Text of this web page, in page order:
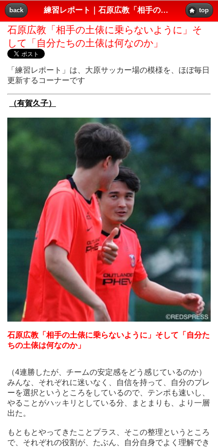
（有賀久子）
石原広教「相手の土俵に乗らないように」そして「自分たちの
土俵は何なのか」
（4連勝したが、チームの安定感をどう感じているのか）みん
な、それぞれに迷いなく、自信を持って、自分のプレーを選択
というところをしているので、テンポも速いし、やることがハ
ッキリとしている分、まとまりも、より一層出た。
もともとやってきたことプラス、そこの整理というところで、
それぞれの役割が、たぶん、自分自身でよく理解でき
会員登録は
こちら " />
back 練習レポート｜石原広教「相手の土俵に乗らないように」そして「自分たちの土俵は何なのか」｜レッズプレス!! top
石原広教「相手の土俵に乗らないように」そ
して「自分たちの土俵は何なのか」
「練習レポート」は、大原サッカー場の模様を、ほぼ毎日
更新するコーナーです
（有賀久子）
石原広教「相手の土俵に乗らないように」そして「自分た
ちの土俵は何なのか」
（4連勝したが、チームの安定感をどう感じているのか）
みんな、それぞれに迷いなく、自信を持って、自分のプレ
ーを選択というところをしているので、テンポも速いし、
やることがハッキリとしている分、まとまりも、より一層
出た。
もともとやってきたことプラス、そこの整理というところ
で、それぞれの役割が、たぶん、自分自身でよく理解でき